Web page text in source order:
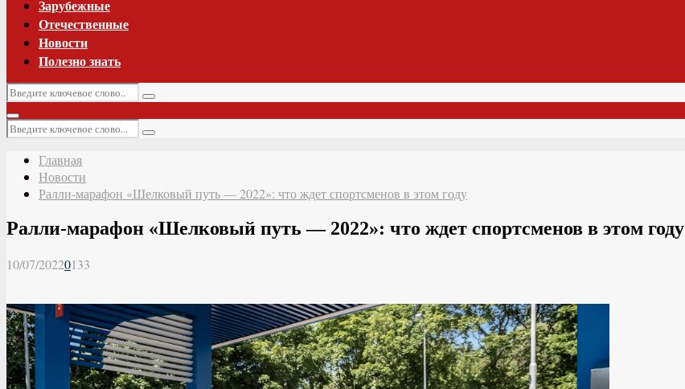
Зарубежные
Отечественные
Новости
Полезно знать
Искать:
Поиск
Основное
меню
Искать:
Поиск
Главная
Новости
Ралли-марафон «Шелковый путь — 2022»: что ждет спортсменов в этом году
Ралли-марафон «Шелковый путь — 2022»: что ждет спортсменов в этом году
10/07/20220133